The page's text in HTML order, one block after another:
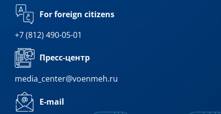
For foreign citizens
+7 (812) 490-05-01
Пресс-центр
media_center@voenmeh.ru
E-mail